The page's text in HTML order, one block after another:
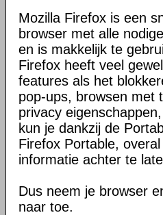
Mozilla Firefox is een
browser met alle
en is makkelijk te
Firefox heeft veel
features als het
pop-ups, browsen met
privacy
kun je dankzij de
Firefox Portable,
informatie achter te
Dus neem je browser
naar toe.